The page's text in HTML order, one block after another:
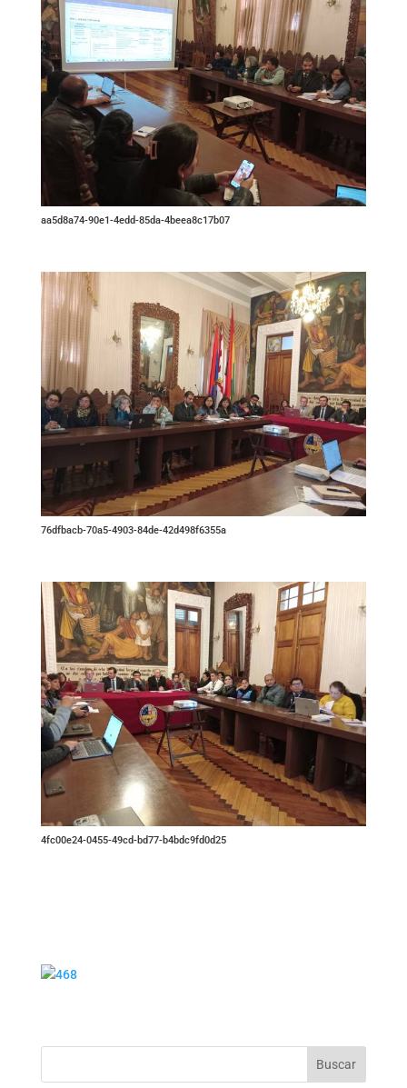
aa5d8a74-90e1-4edd-85da-4beea8c17b07
76dfbacb-70a5-4903-84de-42d498f6355a
4fc00e24-0455-49cd-bd77-b4bdc9fd0d25
Buscar